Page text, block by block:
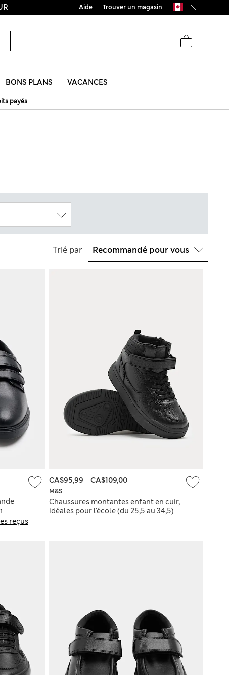
Aide Trouver un magasin
BONS PLANS VACANCES
payés
Trié par
reçus
M&S
Chaussures montantes enfant en cuir,
idéales pour l’école (du 25,5 au 34,5)
CA$95,99 - CA$109,00